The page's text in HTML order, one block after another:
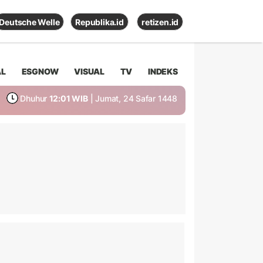
Deutsche Welle Republika.id retizen.id
ESGNOW VISUAL TV INDEKS
Dhuhur 12:01 WIB | Jumat, 24 Safar 1448